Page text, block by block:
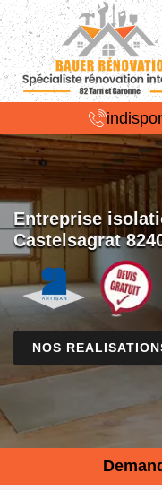
Entreprise
Castelsagrat
NOS